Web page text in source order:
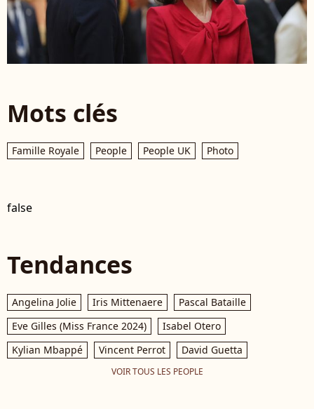
Mots clés
Famille Royale People People UK Photo
false
Tendances
Angelina Jolie Iris Mittenaere
Pascal Bataille
Eve Gilles (Miss France 2024)
Isabel Otero
Kylian Mbappé
Vincent Perrot David Guetta
VOIR TOUS LES PEOPLE